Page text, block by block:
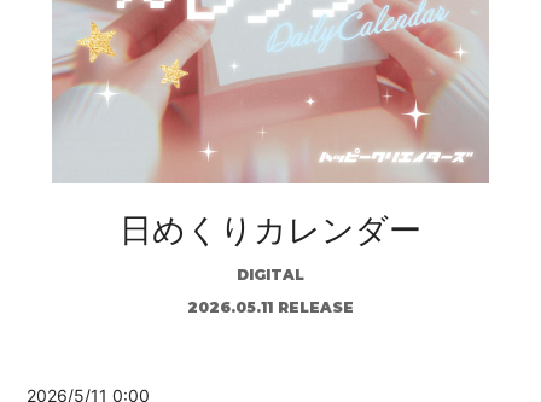
ログイン
日めくりカレンダー
DIGITAL
2026.05.11 RELEASE
2026/5/11 0:00